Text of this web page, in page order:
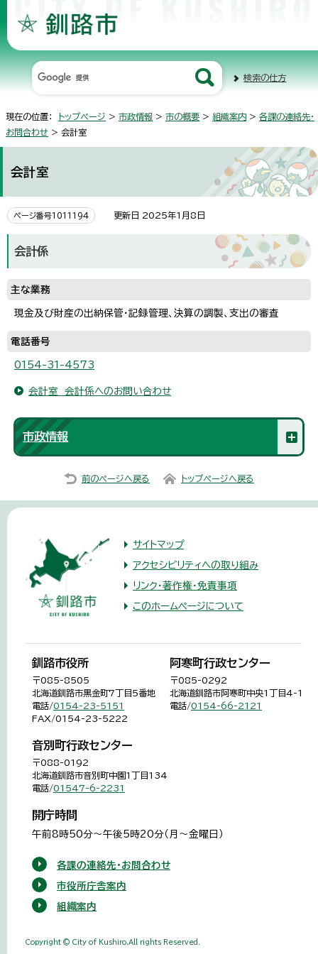
検索の仕方
現在の位置： トップページ > 市政情報 > 市の概要 > 組織案内 > 各課の連絡先・
お問合わせ > 会計室
会計室
ページ番号1011194 更新日 2025年1月8日
会計係
主な業務
現金及び財産の出納保管・記録管理、決算の調製、支出の審査
電話番号
0154-31-4573
会計室 会計係へのお問い合わせ
市政情報
前のページへ戻る トップページへ戻る
サイトマップ
アクセシビリティへの取り組み
リンク・著作権・免責事項
このホームページについて
釧路市役所
〒085-8505
北海道釧路市黒金町7丁目5番地
電話/0154-23-5151
FAX/0154-23-5222
阿寒町行政センター
〒085-0292
北海道釧路市阿寒町中央1丁目4-1
電話/0154-66-2121
音別町行政センター
〒088-0192
北海道釧路市音別町中園1丁目134
電話/01547-6-2231
開庁時間
午前8時50分～午後5時20分（月～金曜日）
各課の連絡先・お問合わせ
市役所庁舎案内
組織案内
Copyright © City of Kushiro,All rights Reserved.